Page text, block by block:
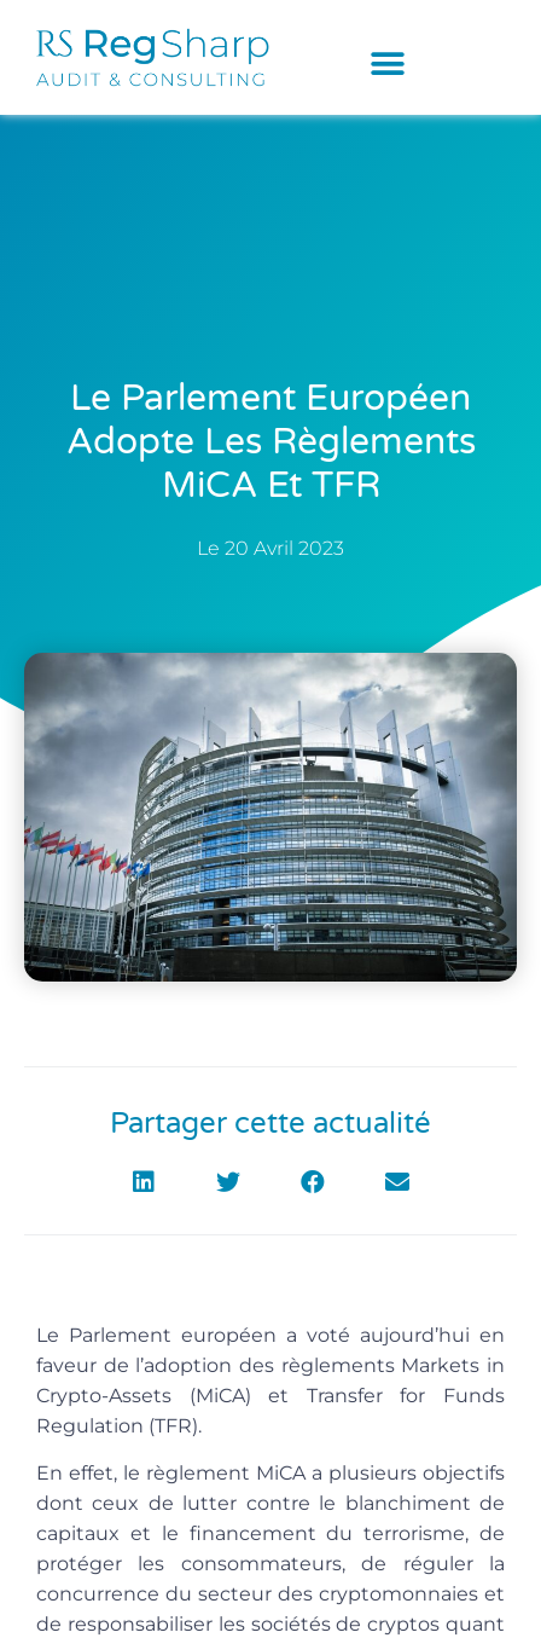
Le Parlement Européen
Adopte Les Règlements
MiCA Et TFR
Le 20 Avril 2023
Partager cette actualité
Le Parlement européen a voté aujourd’hui en
faveur de l’adoption des règlements Markets in
Crypto-Assets (MiCA)et Transfer for Funds
Regulation (TFR).
En effet, le règlement MiCAa plusieurs objectifs
dont ceux de lutter contre le blanchiment de
capitaux et le financement du terrorisme, de
protéger les consommateurs, de réguler la
concurrence du secteur des cryptomonnaies et
de responsabiliser les sociétés de cryptos quant